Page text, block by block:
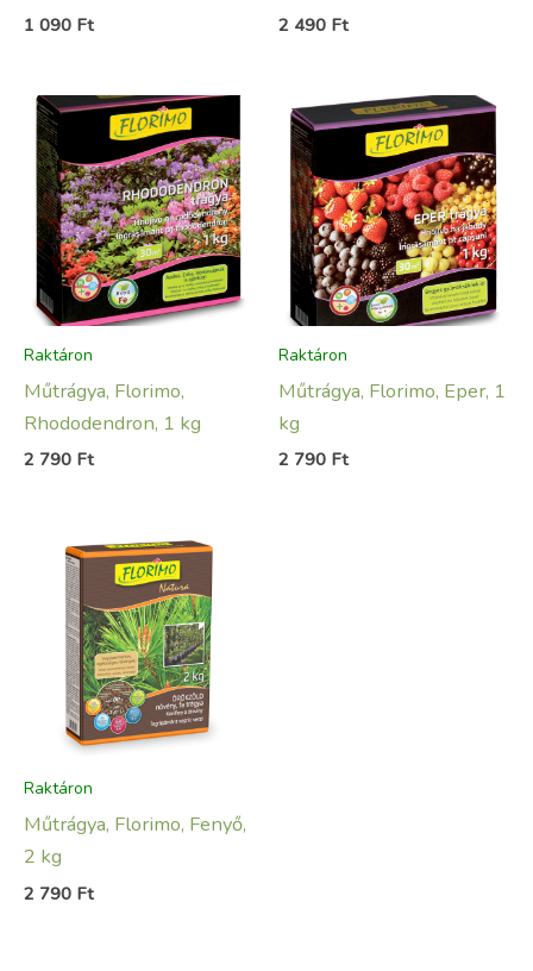
1 090 Ft 2 490 Ft
Raktáron
Műtrágya, Florimo,
Rhododendron, 1 kg
2 790 Ft
Raktáron
Műtrágya, Florimo, Eper, 1
kg
2 790 Ft
Raktáron
Műtrágya, Florimo, Fenyő,
2 kg
2 790 Ft